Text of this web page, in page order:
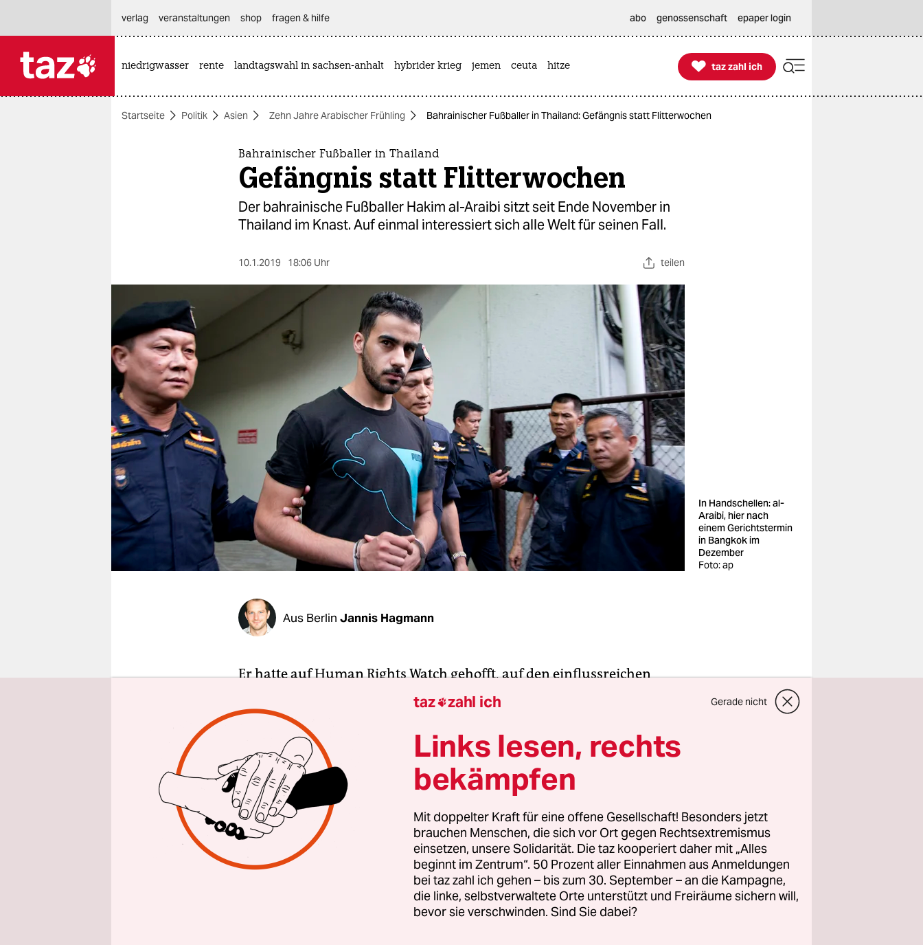
themen
berlin
nord
wahrheit
verlag
verlag
veranstaltungen
shop
fragen & hilfe
unterstützen
abo
verlag
veranstaltungen shop fragen & hilfe abo genossenschaft epaper login
niedrigwasser rente landtagswahl in sachsen-anhalt hybrider krieg jemen ceuta hitze 
taz zahl ich
taz zahl ich
Startseite Politik Asien Zehn Jahre Arabischer Frühling Bahrainischer Fußballer in Thailand: Gefängnis statt Flitterwochen
Bahrainischer Fußballer in Thailand
Gefängnis statt Flitterwochen
Der bahrainische Fußballer Hakim al-Araibi sitzt seit Ende November in
Thailand im Knast. Auf einmal interessiert sich alle Welt für seinen Fall.
10.1.2019 18:06 Uhr teilen
In Handschellen: al-
Araibi, hier nach
einem Gerichtstermin
in Bangkok im
Dezember
Foto: ap
Aus Berlin Jannis Hagmann
Er hatte auf Human Rights Watch gehofft, auf den einflussreichen
Fußballverband Fifa oder die australische Regierung. Aber dass ihm
jetzt womöglich eine 18-jährige Saudi-Arabierin aus dem Gefängnis
raus hilft, das dürfte den Profi-Fußballer Hakim al-Araibi überrascht
haben.
Seit Ende November schon sitzt der bahrainische Staatsbürger in Haft
– und zwar in Thailand, also dort, wo am Wochenende zufälligerweise
auchRahaf Mohammed al-Kunun gestoppt wurde. Die junge Frau aus
Saudi-Arabien wollte (und will es weiterhin) nach Australien, um sich
vor ihrer eigenen Familie in Sicherheit zu bringen, der sie Missbrauch,
Pläne zur Zwangsheirat und sogar Todesdrohungen vorwirft.
taz zahl ich Gerade nicht
Links lesen, rechts
bekämpfen
Mit doppelter Kraft für eine offene Gesellschaft! Besonders jetzt
brauchen Menschen, die sich vor Ort gegen Rechtsextremismus
einsetzen, unsere Solidarität. Die taz kooperiert daher mit „Alles
beginnt im Zentrum“. 50 Prozent aller Einnahmen aus Anmeldungen
bei taz zahl ich gehen – bis zum 30. September – an die Kampagne,
die linke, selbstverwaltete Orte unterstützt und Freiräume sichern will,
bevor sie verschwinden. Sind Sie dabei?